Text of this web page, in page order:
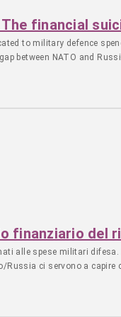
sono addirittura
sole in un’apatia
Parallelamente, Antigone
gravi. Per Patrizio
e repressiva».
The financial
to military defence
between NATO and
finanziario del
alle spese militari
ci servono a capire